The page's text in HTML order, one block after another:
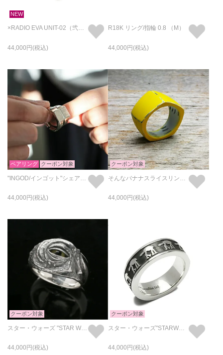
NEW
×RADIO EVA UNIT-02（弐号機） フェイス リング/指輪
44,000
R18K リング/指輪 0.8 （M）
44,000
ペアリング クーポン対象
44,000
クーポン対象
44,000
クーポン対象
スター・ウォーズ "STAR WARS™" ジャバ・ザ・ハット リング/指輪
44,000
クーポン対象
44,000